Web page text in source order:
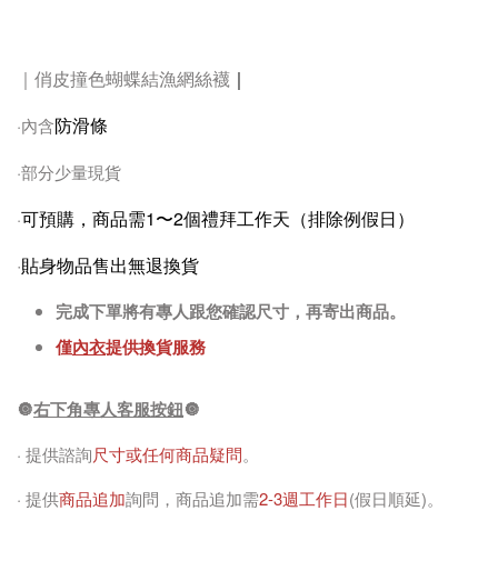
｜俏皮撞色蝴蝶結漁網絲襪 ｜
·內含防滑條
·部分少量現貨
·可預購，商品需1〜2個禮拜工作天（排除例假日）
·貼身物品售出無退換貨
完成下單將有專人跟您確認尺寸，再寄出商品。
僅內衣提供換貨服務
🔘右下角專人客服按鈕🔘
· 提供諮詢尺寸或任何商品疑問。
· 提供商品追加詢問，商品追加需2-3週工作日(假日順延)。